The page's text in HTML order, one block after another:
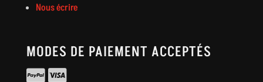
Nous écrire
MODES DE PAIEMENT ACCEPTÉS